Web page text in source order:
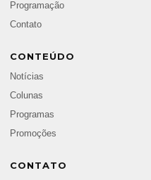
Programação
Contato
CONTEÚDO
Notícias
Colunas
Programas
Promoções
CONTATO